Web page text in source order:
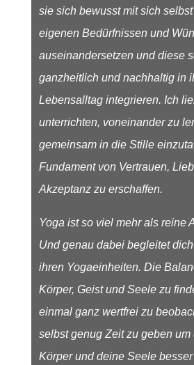
sie sich bewusst mit sich
eigenen Bedürfnissen und
auseinandersetzen und diese
ganzheitlich und nachhaltig in
Lebensalltag integrieren. Ich
unterrichten, voneinander zu
gemeinsam in die Stille
Fundament von Vertrauen,
Akzeptanz zu erschaffen.
Yoga ist so viel mehr als reine
Und genau dabei begleitet
ihren Yogaeinheiten. Die
Körper, Geist und Seele zu
einmal ganz wertfrei zu
selbst genug Zeit zu geben um
Körper und deine Seele besser